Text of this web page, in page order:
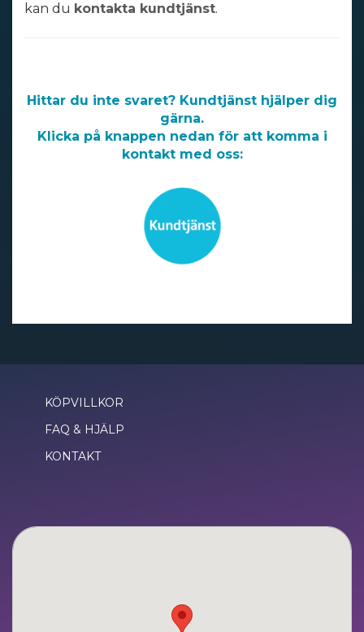
kan du kontakta kundtjänst.
Hittar du inte svaret? Kundtjänst hjälper dig
gärna.
Klicka på knappen nedan för att komma i
kontakt med oss:
KÖPVILLKOR
FAQ & HJÄLP
KONTAKT